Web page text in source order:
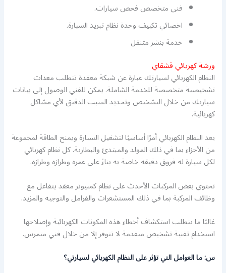
فني متخصص فحص سيارات.
اخصائي تكييف وحدة نظام تبريد السيارة.
خدمة بنشر متنقل
ورشة كهريائي قشقاي
النظام الكهربائي لسيارتك عبارة عن شبكة معقدة تتطلب معدات
تشخيصية متخصصة للخدمة الشاملة. يمكن للفني الوصول إلى بيانات
سيارتك من خلال التشخيص وتحديد السبب الدقيق لأي مشاكل
كهربائية.
يعد النظام الكهربائي أمرًا أساسيًا لتشغيل السيارة ويمنح الطاقة لمجموعة
من الأجزاء بما في ذلك المولد والمبتدئ والبطارية. كل نظام كهربائي
لكل سيارة له فروق دقيقة خاصة به بناءً على عمره وطرازه وطرازه.
تحتوي بعض المركبات الأحدث على نظام كمبيوتر معقد يتفاعل مع
وظائف المركبة بما في ذلك المستشعرات والفرامل والتوجيه والمزيد.
غالبًا ما يتطلب استكشاف أخطاء هذه المكونات الكهربائية وإصلاحها
استخدام تقنية تشخيص متقدمة لا تتوفر إلا من خلال فني متمرس.
س: ما العوامل التي تؤثر على النظام الكهربائي لسيارتي؟